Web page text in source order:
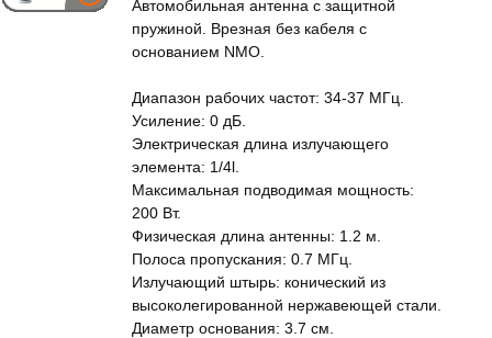
Автомобильная антенна с защитной
пружиной. Врезная без кабеля с
основанием NMO.
Диапазон рабочих частот: 34-37 МГц.
Усиление: 0 дБ.
Электрическая длина излучающего
элемента: 1/4l.
Максимальная подводимая мощность:
200 Вт.
Физическая длина антенны: 1.2 м.
Полоса пропускания: 0.7 МГц.
Излучающий штырь: конический из
высоколегированной нержавеющей стали.
Диаметр основания: 3.7 см.